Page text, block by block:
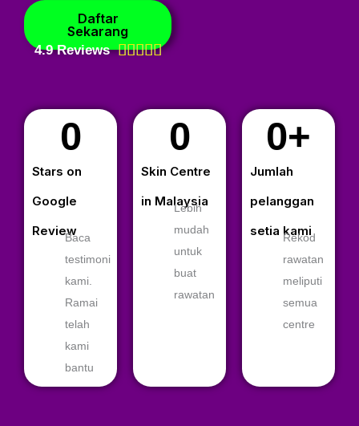
Daftar
Sekarang
4.9 Reviews 
Rated
out
of
Stars on
Google
Review
0
Baca
testimoni
kami.
Ramai
telah
kami
bantu
Skin Centre
in Malaysia
0
Lebih
mudah
untuk
buat
rawatan
Jumlah
pelanggan
setia kami
0+
Rekod
rawatan
meliputi
semua
centre